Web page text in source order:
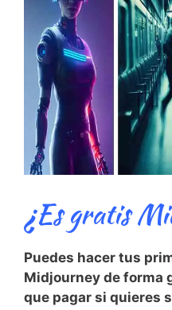
¿Es gratis
Puedes hacer tus
Midjourney de forma
que pagar si quieres